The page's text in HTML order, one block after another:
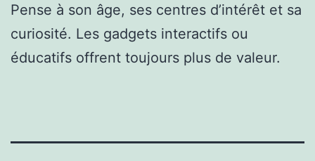
Pense à son âge, ses centres d’intérêt et sa
curiosité. Les gadgets interactifs ou
éducatifs offrent toujours plus de valeur.